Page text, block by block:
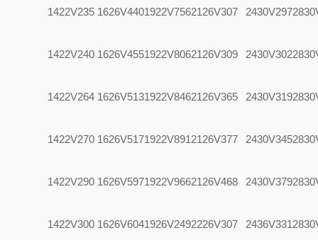
1422V235 1626V4401922V7562126V307 2430V297
1422V240 1626V4551922V8062126V309 2430V302
1422V264 1626V5131922V8462126V365 2430V319
1422V270 1626V5171922V8912126V377 2430V345
1422V290 1626V5971922V9662126V468 2430V379
1422V300 1626V6041926V2492226V307 2436V331